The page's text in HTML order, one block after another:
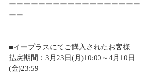
ーーーーーーーーーーーーーーーーーー
ーー
■イープラスにてご購入されたお客様
払戻期間：3月23日(月)10:00～4月10日
(金)23:59